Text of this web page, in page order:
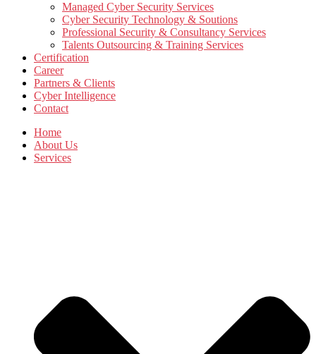
Managed Cyber Security Services
Cyber Security Technology & Soutions
Professional Security & Consultancy Services
Talents Outsourcing & Training Services
Certification
Career
Partners & Clients
Cyber Intelligence
Contact
Home
About Us
Services